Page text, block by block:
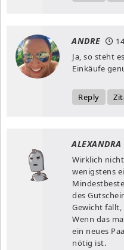
ANDRE
Ja, so steht
Einkäufe
Reply
ALEXANDRA
Wirklich
wenigstens
des
Gewicht
Wenn das
ein neues
nötig ist.